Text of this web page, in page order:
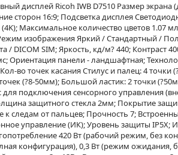
дисплей Ricoh IWB D7510 Размер
сторон 16:9; Подсветка дисплея
(4K); Максимальное количество цветов 1.07
изображения Яркий / Стандартный /
/ DICOM SIM; Яркость, кд/м? 440; Контраст
Ориентация панели - ландшафтная;
во точек касания Стилус и палец: 4
(?8-50мм); Большой ластик: 2 точки
для подключения сенсорного управления
защитного стекла 2мм; Покрытие
к следам от пальцев; Прочность 7;
управление (ИК); Уровень защиты IP5X;
420 Вт (рабочий режим, без
конфигурация), 0,3 Вт (режим ожидания,